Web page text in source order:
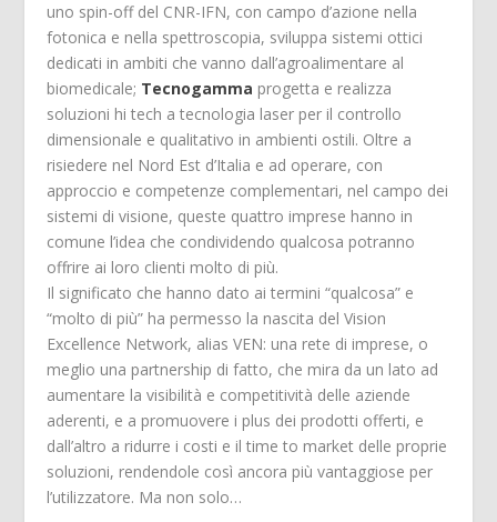
uno spin-off del CNR-IFN, con campo d’azione nella
fotonica e nella spettroscopia, sviluppa sistemi ottici
dedicati in ambiti che vanno dall’agroalimentare al
biomedicale; Tecnogamma progetta e realizza
soluzioni hi tech a tecnologia laser per il controllo
dimensionale e qualitativo in ambienti ostili. Oltre a
risiedere nel Nord Est d’Italia e ad operare, con
approccio e competenze complementari, nel campo dei
sistemi di visione, queste quattro imprese hanno in
comune l’idea che condividendo qualcosa potranno
offrire ai loro clienti molto di più.
Il significato che hanno dato ai termini “qualcosa” e
“molto di più” ha permesso la nascita del Vision
Excellence Network, alias VEN: una rete di imprese, o
meglio una partnership di fatto, che mira da un lato ad
aumentare la visibilità e competitività delle aziende
aderenti, e a promuovere i plus dei prodotti offerti, e
dall’altro a ridurre i costi e il time to market delle proprie
soluzioni, rendendole così ancora più vantaggiose per
l’utilizzatore. Ma non solo…